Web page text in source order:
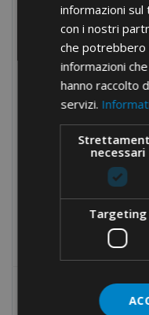
Rurki termokurczliwe
Elementy do tablic
Narzędzia ręczne
Narzędzia hydrauliczne
Złącza do rur
Elementy mocujące
Towary wycofane z
MOST POPULAR
informazioni
con i nostri
che potrebbero
informazioni
hanno raccolto
servizi.
necessari
Targeting